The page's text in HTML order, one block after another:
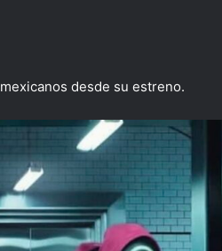
desde su estreno.